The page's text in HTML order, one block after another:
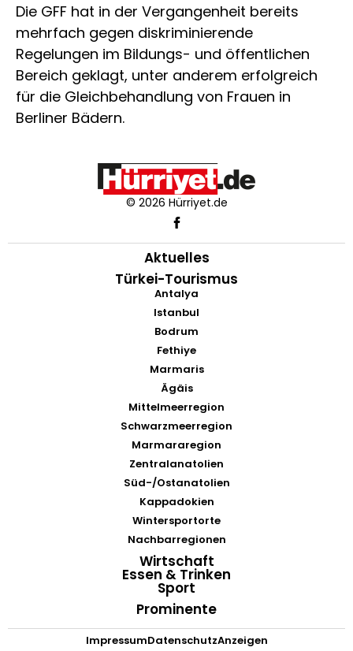
Die GFF hat in der Vergangenheit bereits
mehrfach gegen diskriminierende
Regelungen im Bildungs- und öffentlichen
Bereich geklagt, unter anderem erfolgreich
für die Gleichbehandlung von Frauen in
Berliner Bädern.
© 2026 Hürriyet.de
Aktuelles
Türkei-Tourismus
Antalya
Istanbul
Bodrum
Fethiye
Marmaris
Ägäis
Mittelmeerregion
Schwarzmeerregion
Marmararegion
Zentralanatolien
Süd-/Ostanatolien
Kappadokien
Wintersportorte
Nachbarregionen
Wirtschaft
Essen & Trinken
Sport
Prominente
ImpressumDatenschutzAnzeigen